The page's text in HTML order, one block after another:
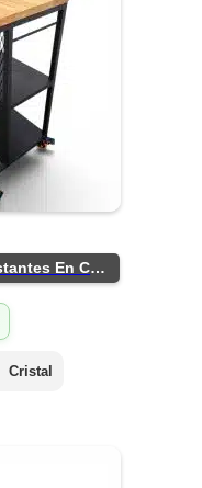
Barra Desayunador Con Estantes En Chapa
Cristal